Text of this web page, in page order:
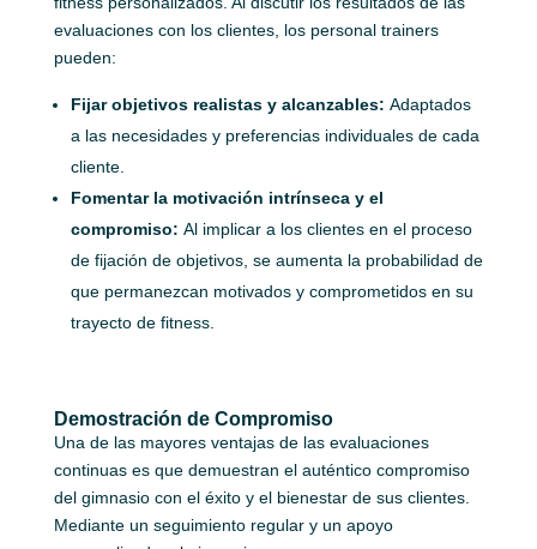
evaluaciones con los clientes, los personal trainers
pueden:
Fijar objetivos realistas y alcanzables: Adaptados
a las necesidades y preferencias individuales de cada
cliente.
Fomentar la motivación intrínseca y el
compromiso: Al implicar a los clientes en el proceso
de fijación de objetivos, se aumenta la probabilidad de
que permanezcan motivados y comprometidos en su
trayecto de fitness.
Demostración de Compromiso
Una de las mayores ventajas de las evaluaciones
continuas es que demuestran el auténtico compromiso
del gimnasio con el éxito y el bienestar de sus clientes.
Mediante un seguimiento regular y un apoyo